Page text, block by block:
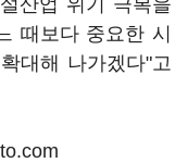
산업 위기 극복을
때보다 중요한 시
대해 나가겠다"고